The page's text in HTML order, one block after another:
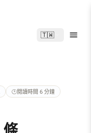
🇹🇼
🕑閱讀時間 6 分鐘